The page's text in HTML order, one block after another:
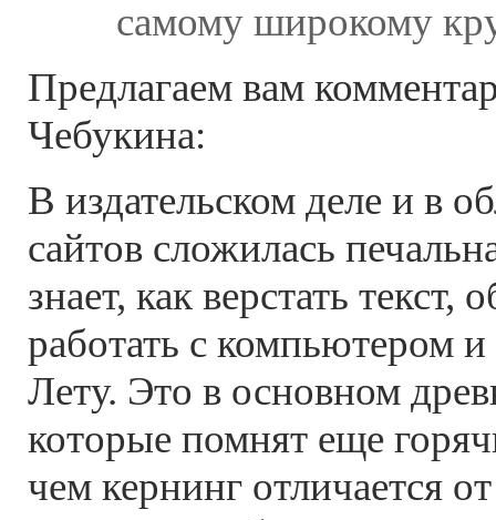
самому широкому
Предлагаем вам
Чебукина:
В издательском деле и в
сайтов сложилась
знает, как верстать
работать с компьютером
Лету. Это в основном
которые помнят еще
чем кернинг отличается